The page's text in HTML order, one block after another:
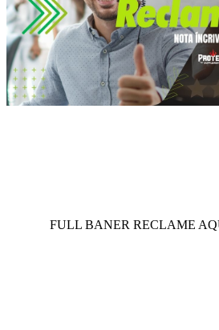
FULL BANER RECLAME